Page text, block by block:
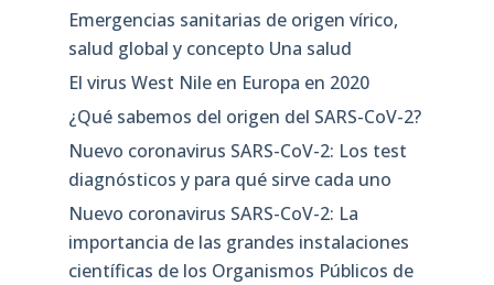
Emergencias sanitarias de origen vírico,
salud global y concepto Una salud
El virus West Nile en Europa en 2020
¿Qué sabemos del origen del SARS-CoV-2?
Nuevo coronavirus SARS-CoV-2: Los test
diagnósticos y para qué sirve cada uno
Nuevo coronavirus SARS-CoV-2: La
importancia de las grandes instalaciones
científicas de los Organismos Públicos de